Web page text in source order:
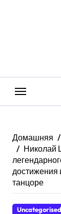
Домашняя
Николай
достижения
танцоре
Uncategorised